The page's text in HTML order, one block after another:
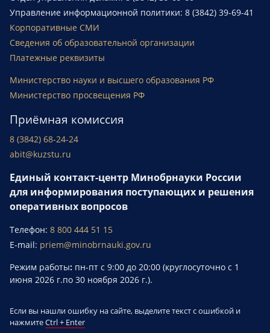
Управление информационной политики: 8 (3842) 39-69-41
Корпоративные СМИ
Сведения об образовательной организации
Платежные реквизиты
Министерство науки и высшего образования РФ
Министерство просвещения РФ
Приёмная комиссия
8 (3842) 68-24-24
abit@kuzstu.ru
Единый контакт-центр Минобрнауки России
для информирования поступающих и решения
оперативных вопросов
Телефон: 8 800 444 51 15
E-mail: priem@minobrnauki.gov.ru
Режим работы: пн-пт с 9:00 до 20:00 (круглосуточно с 1
июня 2026 г.по 30 ноября 2026 г.).
Если вы нашли ошибку на сайте, выделите текст с ошибкой и
нажмитеCtrl + Enter